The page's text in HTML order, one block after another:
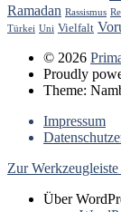
Ramadan Rassismus
Türkei Uni Vielfalt
© 2026
Proudly
Theme:
Impressum
Zur Werkzeugleiste
Über